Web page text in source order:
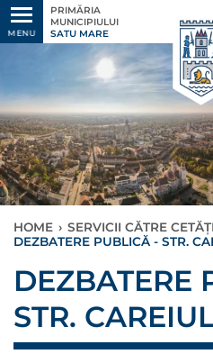
MENU
PRIMĂRIA
MUNICIPIULUI
SATU MARE
HOME › SERVICII CĂTRE
DEZBATERE PUBLICĂ - STR.
DEZBATERE
STR.